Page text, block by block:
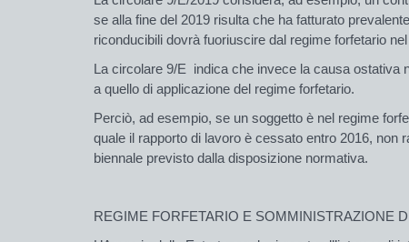
se alla fine del 2019 risulta che ha fatturato
riconducibili dovrà fuoriuscire dal regime forfetario
La circolare 9/E indica che invece la causa ostativa
a quello di applicazione del regime forfetario.
Perciò, ad esempio, se un soggetto è nel regime
quale il rapporto di lavoro è cessato entro 2016, non
biennale previsto dalla disposizione normativa.
REGIME FORFETARIO E SOMMINISTRAZIONE